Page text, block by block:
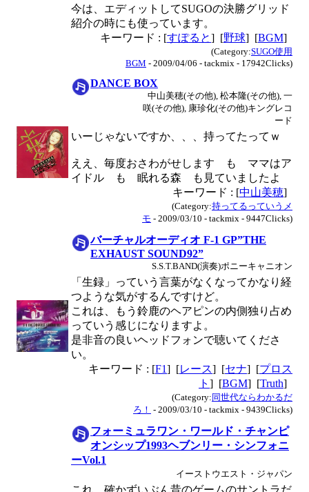
今は、エディットしてSUGOの決勝グリッド
紹介の時にも使っています。
キーワード : [すぽると] [野球] [BGM]
(Category:SUGO使用
BGM - 2009/04/06 - tackmix - 17942Clicks)
DANCE BOX
中山美穂(その他), 松本隆(その他), 一
咲(その他), 康珍化(その他)キングレコ
ード
いーじゃないですか、、、持ってたってｗ
ええ、毎度おさわがせします も ママはア
イドル も 眠れる森 も見ていましたよ
キーワード : [中山美穂]
(Category:持ってるっていうメ
モ - 2009/03/10 - tackmix - 9447Clicks)
バーチャルオーディオ F-1 GP”THE
EXHAUST SOUND92”
S.S.T.BAND(演奏)ポニーキャニオン
「生録」っていう言葉がなくなってかなり経
つような気がするんですけど。
これは、もう鈴鹿のヘアピンの内側独り占め
っていう感じになりますよ。
是非音の良いヘッドフォンで聴いてくださ
い。
キーワード : [F1] [レース] [セナ] [プロス
ト ] [BGM] [Truth]
(Category: 同世代ならわかるだ
ろ！ - 2009/03/10 - tackmix - 9439Clicks)
フォーミュラワン・ワールド・チャンピ
オンシップ1993ヘブンリー・シンフォニ
ーVol.1
イーストウエスト・ジャパン